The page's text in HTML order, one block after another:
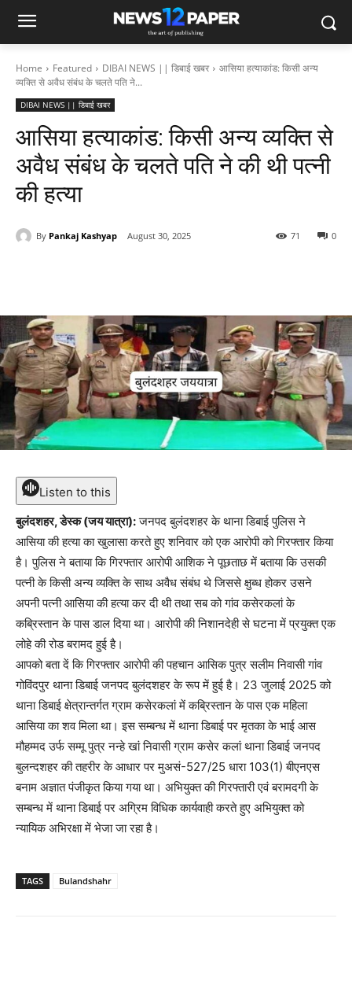
Home Featured DIBAI NEWS || डिबाई खबर
आसिया हत्याकांड: किसी अन्य
व्यक्ति से अवैध संबंध के चलते पति ने...
DIBAI NEWS || डिबाई खबर
आसिया हत्याकांड: किसी अन्य व्यक्ति से
अवैध संबंध के चलते पति ने की थी पत्नी
की हत्या
By Pankaj Kashyap August 30, 2025 0
71
Listen to this
बुलंदशहर, डेस्क (जय यात्रा):जनपद बुलंदशहर के थाना डिबाई पुलिस ने
आसिया की हत्या का खुलासा करते हुए शनिवार को एक आरोपी को गिरफ्तार किया
है। पुलिस ने बताया कि गिरफ्तार आरोपी आशिक ने पूछताछ में बताया कि उसकी
पत्नी के किसी अन्य व्यक्ति के साथ अवैध संबंध थे जिससे क्षुब्ध होकर उसने
अपनी पत्नी आसिया की हत्या कर दी थी तथा सब को गांव कसेरकलां के
कब्रिस्तान के पास डाल दिया था। आरोपी की निशानदेही से घटना में प्रयुक्त एक
लोहे की रोड बरामद हुई है।
आपको बता दें कि गिरफ्तार आरोपी की पहचान आसिक पुत्र सलीम निवासी गांव
गोविंदपुर थाना डिबाई जनपद बुलंदशहर के रूप में हुई है। 23 जुलाई 2025 को
थाना डिबाई क्षेत्रान्तर्गत ग्राम कसेरकलां में कब्रिस्तान के पास एक महिला
आसिया का शव मिला था। इस सम्बन्ध में थाना डिबाई पर मृतका के भाई आस
मौहम्मद उर्फ सम्मू पुत्र नन्हे खां निवासी ग्राम कसेर कलां थाना डिबाई जनपद
बुलन्दशहर की तहरीर के आधार पर मुअसं-527/25 धारा 103(1) बीएनएस
बनाम अज्ञात पंजीकृत किया गया था। अभियुक्त की गिरफ्तारी एवं बरामदगी के
सम्बन्ध में थाना डिबाई पर अग्रिम विधिक कार्यवाही करते हुए अभियुक्त को
न्यायिक अभिरक्षा में भेजा जा रहा है।
TAGS Bulandshahr